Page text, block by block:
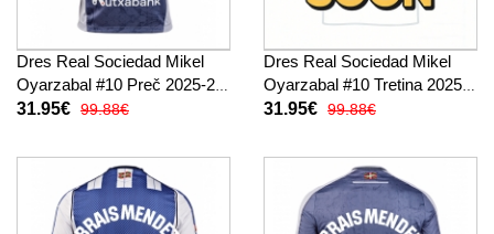
Dres Real Sociedad Mikel
Oyarzabal #10 Preč 2025-26
Krátky Rukáv
31.95€ 99.88€
Dres Real Sociedad Mikel
Oyarzabal #10 Tretina 2025-
26 Krátky Rukáv
31.95€ 99.88€